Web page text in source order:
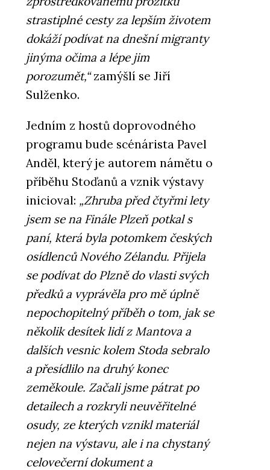
strastiplné cesty za lepším životem
dokáží podívat na dnešní migranty
jinýma očima a lépe jim
porozumět,“zamýšlí se Jiří
Sulženko.
Jedním z hostů doprovodného
programu bude scénárista Pavel
Anděl, který je autorem námětu o
příběhu Stoďanů a vznik výstavy
inicioval: „Zhruba před čtyřmi lety
jsem se na Finále Plzeň potkal s
paní, která byla potomkem českých
osídlenců Nového Zélandu. Přijela
se podívat do Plzně do vlasti svých
předků a vyprávěla pro mě úplně
nepochopitelný příběh o tom, jak se
několik desítek lidí z Mantova a
dalších vesnic kolem Stoda sebralo
a přesídlilo na druhý konec
zeměkoule. Začali jsme pátrat po
detailech a rozkryli neuvěřitelné
osudy, ze kterých vznikl materiál
nejen na výstavu, ale i na chystaný
celovečerní dokument a